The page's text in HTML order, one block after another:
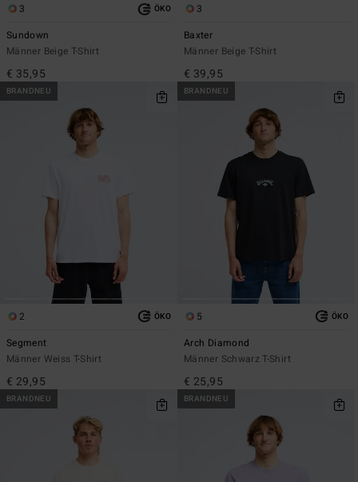
3 ÖKO
Sundown
Männer Beige T-Shirt
€ 35,95
3
Baxter
Männer Beige T-Shirt
€ 39,95
BRANDNEU
2 ÖKO
Segment
Männer Weiss T-Shirt
€ 29,95
BRANDNEU
5 ÖKO
Arch Diamond
Männer Schwarz T-Shirt
€ 25,95
BRANDNEU BRANDNEU